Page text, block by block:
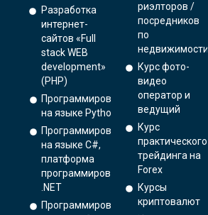
Разработка
интернет-
сайтов «Full
stack WEB
development»
(PHP)
Программирование
на языке Python.
Программирование
на языке C#,
платформа
программирования
.NET
Программирование
риэлторов /
посредников
по
недвижимости
Курс фото-
видео
оператор и
ведущий
Курс
практического
трейдинга на
Forex
Курсы
криптовалют